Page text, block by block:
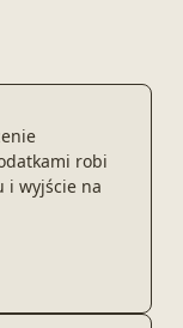
robi
i wyjście na